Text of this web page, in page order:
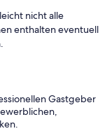
nicht alle
enthalten eventuell
Gastgeber